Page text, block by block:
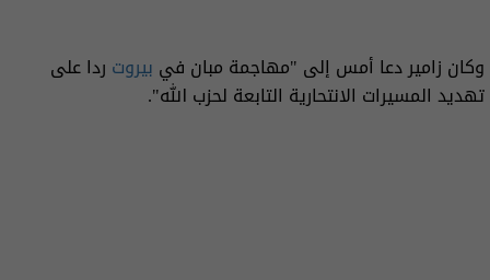
وكان زامير دعا أمس إلى "مهاجمة مبان في بيروت ردا على
تهديد المسيرات الانتحارية التابعة لحزب الله".